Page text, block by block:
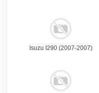
Isuzu I290 (2007-2007)